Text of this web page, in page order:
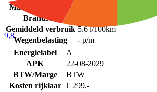
9,8
Max. Trekgewicht
Brandstof
Gemiddeld verbruik 5.6 l/100km
Wegenbelasting
- p/m
Energielabel
A
APK
22-08-2029
BTW/Marge
BTW
Kosten rijklaar
€ 299,-